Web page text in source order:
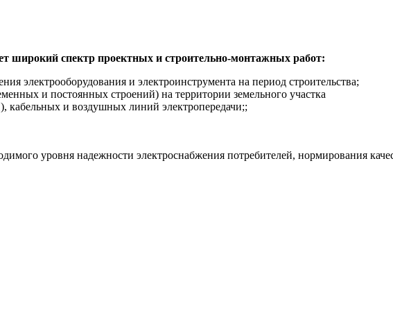
широкий спектр проектных и строительно-монтажных работ:
электрооборудования и электроинструмента на период строительства;
и постоянных строений) на территории земельного участка
кабельных и воздушных линий электропередачи;;
уровня надежности электроснабжения потребителей, нормирования